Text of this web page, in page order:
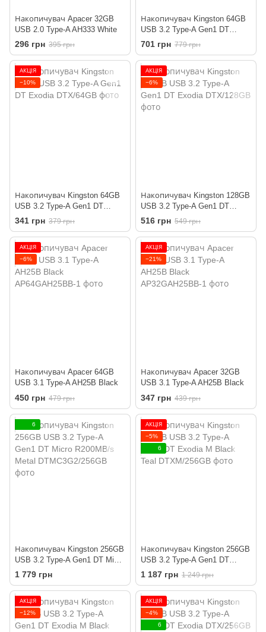
Накопичувач Apacer 32GB
USB 2.0 Type-A AH333 White
296 грн 395 грн
Накопичувач Kingston 64GB
USB 3.2 Type-A Gen1 DT
Kyson
701 грн 779 грн
АКЦІЯ
−10%
Накопичувач Kingston 64GB
USB 3.2 Type-A Gen1 DT
Exodia
341 грн 379 грн
АКЦІЯ
−6%
Накопичувач Kingston 128GB
USB 3.2 Type-A Gen1 DT
Exodia
516 грн 549 грн
АКЦІЯ
−6%
Накопичувач Apacer 64GB
USB 3.1 Type-A AH25B Black
450 грн 479 грн
АКЦІЯ
−21%
Накопичувач Apacer 32GB
USB 3.1 Type-A AH25B Black
347 грн 439 грн
6
Накопичувач Kingston 256GB
USB 3.2 Type-A Gen1 DT Micro
R200MB/s Metal
1 779 грн
АКЦІЯ
−5%
6
Накопичувач Kingston 256GB
USB 3.2 Type-A Gen1 DT
Exodia M Black Teal
1 187 грн 1 249 грн
АКЦІЯ
−12%
АКЦІЯ
−4%
6